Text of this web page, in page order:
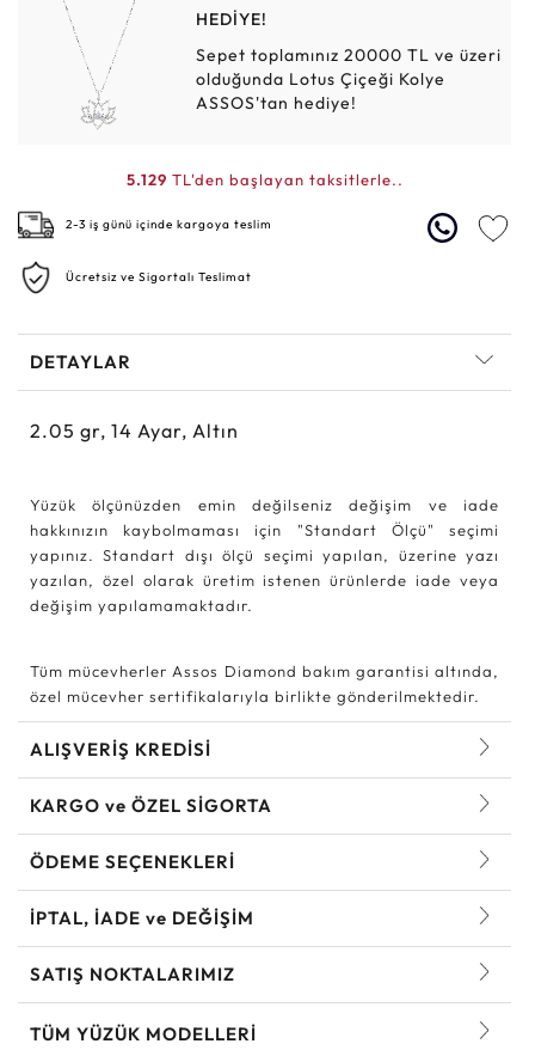
HEDİYE!
Sepet toplamınız 20000 TL ve üzeri
olduğunda Lotus Çiçeği Kolye
ASSOS'tan hediye!
5.129 TL'den başlayan taksitlerle..
2-3 iş günü içinde kargoya teslim
Ücretsiz ve Sigortalı Teslimat
DETAYLAR
2.05 gr, 14 Ayar, Altın
Yüzük ölçünüzden emin değilseniz değişim ve iade
hakkınızın kaybolmaması için "Standart Ölçü" seçimi
yapınız. Standart dışı ölçü seçimi yapılan, üzerine yazı
yazılan, özel olarak üretim istenen ürünlerde iade veya
değişim yapılamamaktadır.
Tüm mücevherler Assos Diamond bakım garantisi altında,
özel mücevher sertifikalarıyla birlikte gönderilmektedir.
ALIŞVERİŞ KREDİSİ
KARGO ve ÖZEL SİGORTA
ÖDEME SEÇENEKLERİ
İPTAL, İADE ve DEĞİŞİM
SATIŞ NOKTALARIMIZ
TÜM YÜZÜK MODELLERI